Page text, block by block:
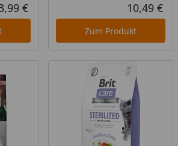
Aktueller Preis
€ 10,49 €
Zum Produkt